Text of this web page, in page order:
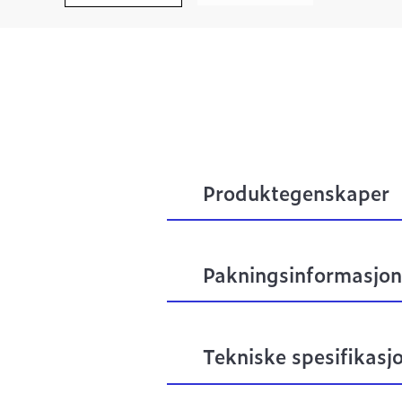
Produktegenskaper
Pakningsinformasjon
Tekniske